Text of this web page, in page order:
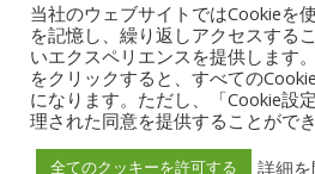
Copyright © 2026 レンタルボルダリ
向け移動式ウォールのレンタル【全国
by
当社のウェブサイトではCookieを
を記憶し、繰り返しアクセスする
いエクスペリエンスを提供します
をクリックすると、すべての
になります。ただし、「Cookie設
理された同意を提供することができ
全てのクッキーを許可する 詳細を